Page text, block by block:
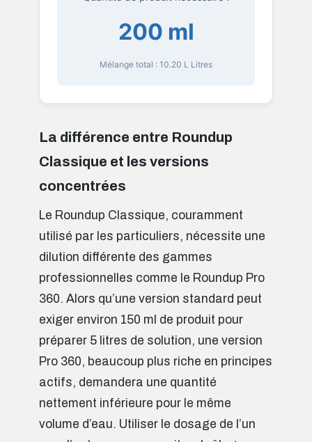
200 ml
Mélange total : 10.20 L Litres
La différence entre Roundup
Classique et les versions
concentrées
Le Roundup Classique, couramment
utilisé par les particuliers, nécessite une
dilution différente des gammes
professionnelles comme le Roundup Pro
360. Alors qu’une version standard peut
exiger environ 150 ml de produit pour
préparer 5 litres de solution, une version
Pro 360, beaucoup plus riche en principes
actifs, demandera une quantité
nettement inférieure pour le même
volume d’eau. Utiliser le dosage de l’un